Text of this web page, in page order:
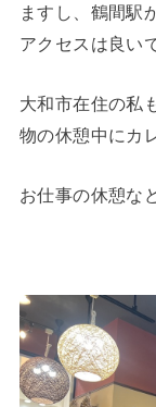
ますし、鶴間駅
アクセスは良い
大和市在住の私
物の休憩中にカ
お仕事の休憩な